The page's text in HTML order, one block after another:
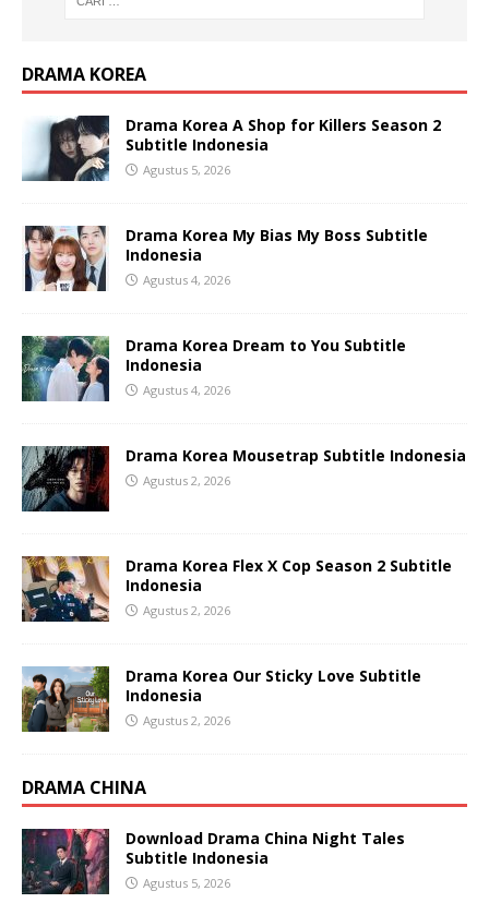
DRAMA KOREA
Drama Korea A Shop for Killers Season 2
Subtitle Indonesia
Agustus 5, 2026
Drama Korea My Bias My Boss Subtitle
Indonesia
Agustus 4, 2026
Drama Korea Dream to You Subtitle
Indonesia
Agustus 4, 2026
Drama Korea Mousetrap Subtitle Indonesia
Agustus 2, 2026
Drama Korea Flex X Cop Season 2 Subtitle
Indonesia
Agustus 2, 2026
Drama Korea Our Sticky Love Subtitle
Indonesia
Agustus 2, 2026
DRAMA CHINA
Download Drama China Night Tales
Subtitle Indonesia
Agustus 5, 2026